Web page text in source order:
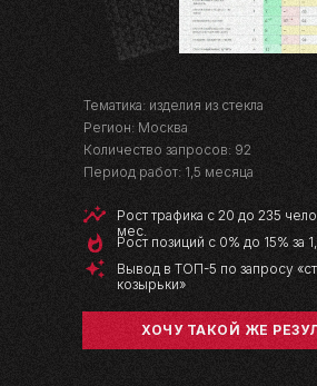
Тематика: изделия из стекла
Регион: Москва
Количество запросов: 92
Период работ: 1,5 месяца
Рост трафика с 20 до 235
мес.
Рост позиций с 0% до 15% за
Вывод в ТОП-5 по запросу
козырьки»
ХОЧУ ТАКОЙ ЖЕ